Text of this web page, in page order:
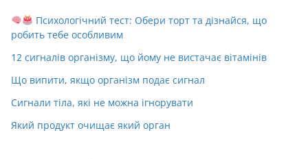
Психологічний тест: Обери торт та дізнайся, що
робить тебе особливим
12 сигналів організму, що йому не вистачає вітамінів
Що випити, якщо організм подає сигнал
Сигнали тіла, які не можна ігнорувати
Який продукт очищає який орган